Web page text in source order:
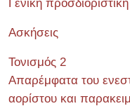
Γενική προσδιοριστική
Ασκήσεις
Τονισμός 2
Απαρέμφατα του
αορίστου και